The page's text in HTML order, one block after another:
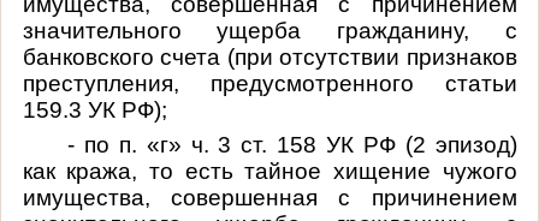
значительного ущерба гражданину, с
банковского счета (при отсутствии признаков
преступления, предусмотренного статьи
159.3 УК РФ);
- по п. «г» ч. 3 ст. 158 УК РФ (2 эпизод)
как кража, то есть тайное хищение чужого
имущества, совершенная с причинением